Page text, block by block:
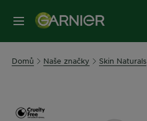
MENU
Domů Naše značky Skin Naturals